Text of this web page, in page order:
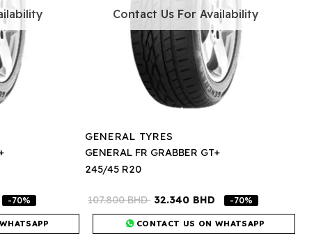
Contact Us For Availability
GENERAL TYRES
GENERAL FR GRABBER GT+
245/45 R20
107.800BHD 32.340 BHD -70%
CONTACT US ON WHATSAPP
-70%